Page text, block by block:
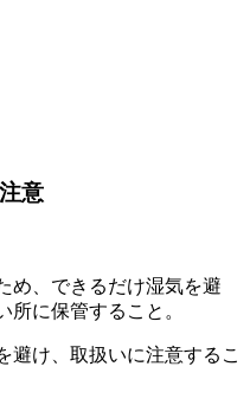
意
め、できるだけ湿気を避
所に保管すること。
け、取扱いに注意するこ